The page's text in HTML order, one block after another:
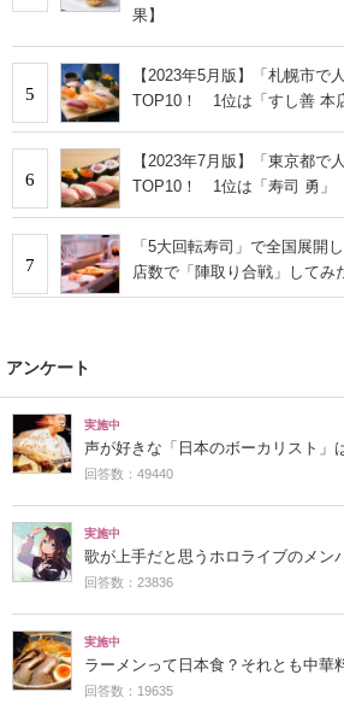
果】
5
【2023年5月版】「札幌市で
TOP10！ 1位は「すし善 本
6
【2023年7月版】「東京都で
TOP10！ 1位は「寿司 勇」
7
「5大回転寿司」で全国展開
店数で「陣取り合戦」して
アンケート
実施中
声が好きな「日本のボーカリスト」
回答数：49440
実施中
歌が上手だと思うホロライブのメン
回答数：23836
実施中
ラーメンって日本食？それとも中華
回答数：19635